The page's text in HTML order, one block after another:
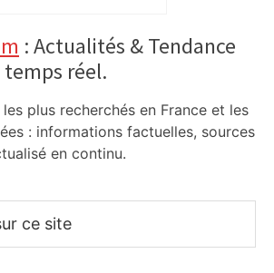
: Actualités & Tendance
temps réel.
plus recherchés en France et les
: informations factuelles, sources
en continu.